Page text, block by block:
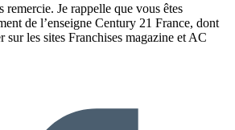
Je rappelle que vous êtes
de l’enseigne Century 21 France, dont
sur les sites Franchises magazine et AC